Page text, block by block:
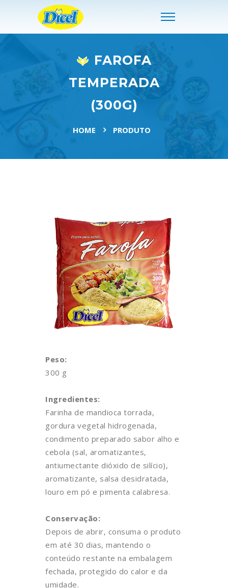
FAROFA
TEMPERADA
(300G)
HOME PRODUTO
Peso:
300 g
Ingredientes:
Farinha de mandioca torrada,
gordura vegetal hidrogenada,
condimento preparado sabor alho e
cebola (sal, aromatizantes,
antiumectante dióxido de silício),
aromatizante, salsa desidratada,
louro em pó e pimenta calabresa.
Conservação:
Depois de abrir, consuma o produto
em até 30 dias, mantendo o
conteúdo restante na embalagem
fechada, protegido do calor e da
umidade.